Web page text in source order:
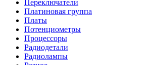
Переключатели
Платиновая группа
Платы
Потенциометры
Процессоры
Радиодетали
Радиолампы